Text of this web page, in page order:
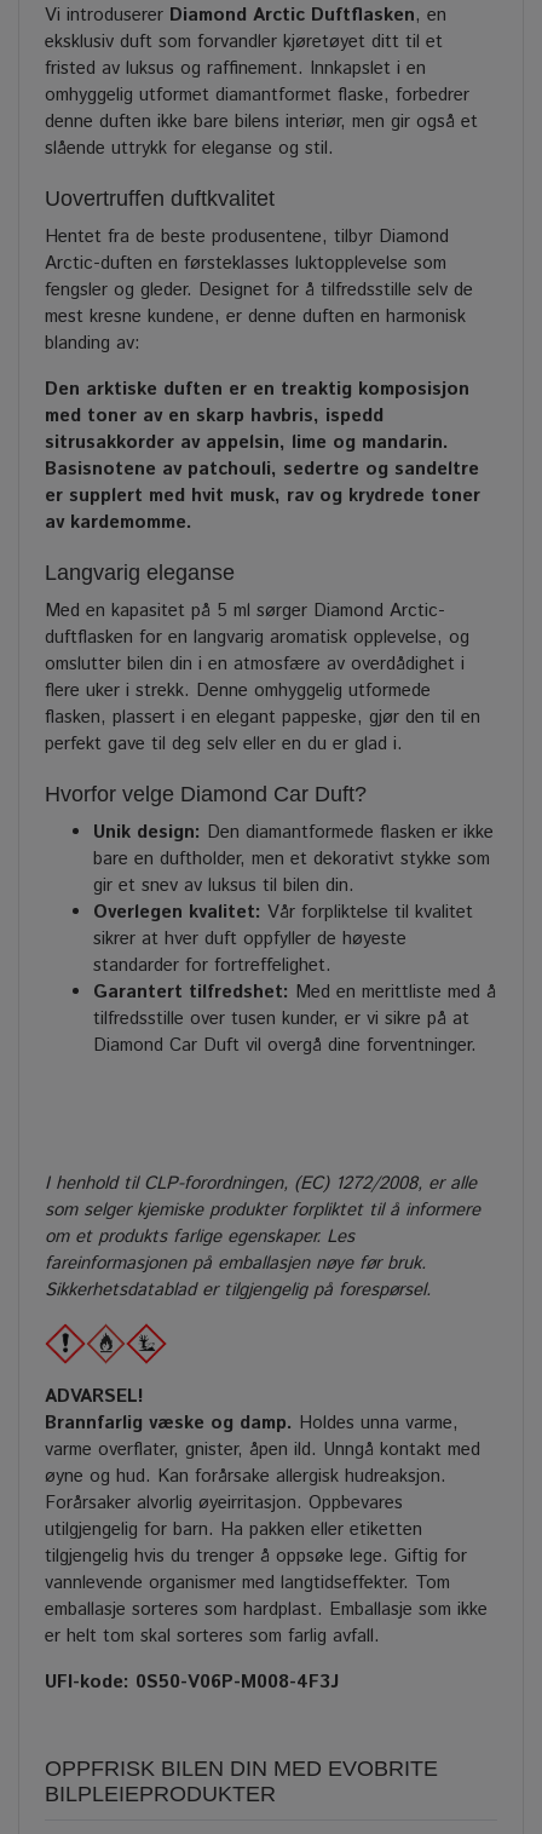
Vi introduserer Diamond Arctic Duftflasken, en
eksklusiv duft som forvandler kjøretøyet ditt til et
fristed av luksus og raffinement. Innkapslet i en
omhyggelig utformet diamantformet flaske, forbedrer
denne duften ikke bare bilens interiør, men gir også et
slående uttrykk for eleganse og stil.
Uovertruffen duftkvalitet
Hentet fra de beste produsentene, tilbyr Diamond
Arctic-duften en førsteklasses luktopplevelse som
fengsler og gleder. Designet for å tilfredsstille selv de
mest kresne kundene, er denne duften en harmonisk
blanding av:
Den arktiske duften er en treaktig komposisjon
med toner av en skarp havbris, ispedd
sitrusakkorder av appelsin, lime og mandarin.
Basisnotene av patchouli, sedertre og sandeltre
er supplert med hvit musk, rav og krydrede toner
av kardemomme.
Langvarig eleganse
Med en kapasitet på 5 ml sørger Diamond Arctic-
duftflasken for en langvarig aromatisk opplevelse, og
omslutter bilen din i en atmosfære av overdådighet i
flere uker i strekk. Denne omhyggelig utformede
flasken, plassert i en elegant pappeske, gjør den til en
perfekt gave til deg selv eller en du er glad i.
Hvorfor velge Diamond Car Duft?
Unik design: Den diamantformede flasken er ikke
bare en duftholder, men et dekorativt stykke som
gir et snev av luksus til bilen din.
Overlegen kvalitet: Vår forpliktelse til kvalitet
sikrer at hver duft oppfyller de høyeste
standarder for fortreffelighet.
Garantert tilfredshet: Med en merittliste med å
tilfredsstille over tusen kunder, er vi sikre på at
Diamond Car Duft vil overgå dine forventninger.
I henhold til CLP-forordningen, (EC) 1272/2008, er alle
som selger kjemiske produkter forpliktet til å informere
om et produkts farlige egenskaper. Les
fareinformasjonen på emballasjen nøye før bruk.
Sikkerhetsdatablad er tilgjengelig på forespørsel.
ADVARSEL!
Brannfarlig væske og damp. Holdes unna varme,
varme overflater, gnister, åpen ild. Unngå kontakt med
øyne og hud. Kan forårsake allergisk hudreaksjon.
Forårsaker alvorlig øyeirritasjon. Oppbevares
utilgjengelig for barn. Ha pakken eller etiketten
tilgjengelig hvis du trenger å oppsøke lege. Giftig for
vannlevende organismer med langtidseffekter. Tom
emballasje sorteres som hardplast. Emballasje som ikke
er helt tom skal sorteres som farlig avfall.
UFI-kode: 0S50-V06P-M008-4F3J
OPPFRISK BILEN DIN MED EVOBRITE
BILPLEIEPRODUKTER